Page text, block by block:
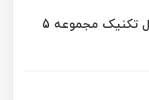
ست براش آرایش چشم انهانسد ریل تکنیک مجموعه 5